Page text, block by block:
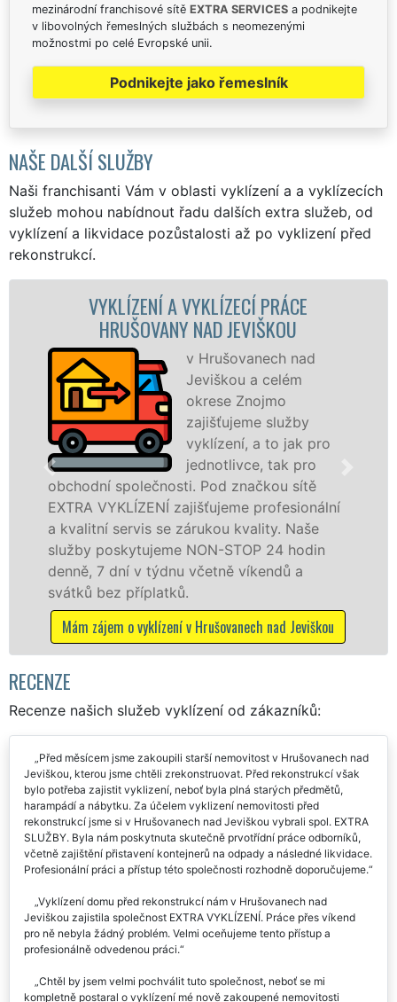
mezinárodní franchisové sítě EXTRA SERVICES a podnikejte
v libovolných řemeslných službách s neomezenými
možnostmi po celé Evropské unii.
Podnikejte jako řemeslník
NAŠE DALŠÍ SLUŽBY
Naši franchisanti Vám v oblasti vyklízení a a vyklízecích
služeb mohou nabídnout řadu dalších extra služeb, od
vyklízení a likvidace pozůstalosti až po vyklizení před
rekonstrukcí.
A VYKLÍZECÍ PRÁCE
NAD JEVIŠKOU
v Hrušovanech nad
Jeviškou a celém
okrese Znojmo
zajišťujeme služby
vyklízení, a to jak pro
jednotlivce, tak pro
Pod značkou sítě
zajišťujeme profesionální
se zárukou kvality. Naše
NON-STOP 24 hodin
týdnu včetně víkendů a
v Hrušovanech nad Jeviškou
VYKLÍZECÍ
v
Poskytujeme
právnickým
odvedené
dalších
Mám zájem o
RECENZE
Recenze našich služeb vyklízení od zákazníků:
Před měsícem jsme zakoupili starší nemovitost v Hrušovanech nad
Jeviškou, kterou jsme chtěli zrekonstruovat. Před rekonstrukcí však
bylo potřeba zajistit vyklizení, neboť byla plná starých předmětů,
harampádí a nábytku. Za účelem vyklizení nemovitosti před
rekonstrukcí jsme si v Hrušovanech nad Jeviškou vybrali spol. EXTRA
SLUŽBY. Byla nám poskytnuta skutečně prvotřídní práce odborníků,
včetně zajištění přistavení kontejnerů na odpady a následné likvidace.
Profesionální práci a přístup této společnosti rozhodně doporučujeme.
Vyklízení domu před rekonstrukcí nám v Hrušovanech nad
Jeviškou zajistila společnost EXTRA VYKLÍZENÍ. Práce přes víkend
pro ně nebyla žádný problém. Velmi oceňujeme tento přístup a
profesionálně odvedenou práci.
Chtěl by jsem velmi pochválit tuto společnost, neboť se mi
kompletně postaral o vyklízení mé nově zakoupené nemovitosti